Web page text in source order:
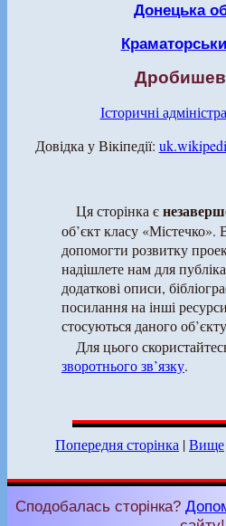
Донецька
Історичні
Довідка у Вікіпедії:
Ця сторінка є
об’єкт класу
допомогти розвитку
надішлете нам для
додаткові описи,
посилання на інші
стосуються даного
Для цього
зворотнього зв’язку.
Попередня сторінка |Вище
Сподобалась сторінка?